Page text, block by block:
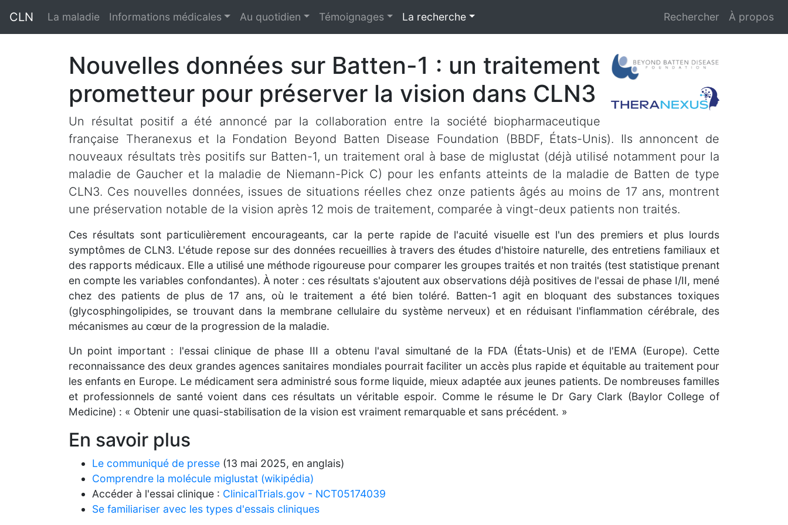
CLN La maladie Informations médicales Au quotidien Témoignages La recherche Rechercher À propos
Nouvelles données sur Batten-1 : un traitement
prometteur pour préserver la vision dans CLN3
Un résultat positif a été annoncé par la collaboration entre la société biopharmaceutique
française Theranexus et la Fondation Beyond Batten Disease Foundation (BBDF, États-Unis). Ils annoncent de
nouveaux résultats très positifs sur Batten-1, un traitement oral à base de miglustat (déjà utilisé notamment pour la
maladie de Gaucher et la maladie de Niemann-Pick C) pour les enfants atteints de la maladie de Batten de type
CLN3. Ces nouvelles données, issues de situations réelles chez onze patients âgés au moins de 17 ans, montrent
une préservation notable de la vision après 12 mois de traitement, comparée à vingt-deux patients non traités.
Ces résultats sont particulièrement encourageants, car la perte rapide de l'acuité visuelle est l'un des premiers et plus lourds
symptômes de CLN3. L'étude repose sur des données recueillies à travers des études d'histoire naturelle, des entretiens familiaux et
des rapports médicaux. Elle a utilisé une méthode rigoureuse pour comparer les groupes traités et non traités (test statistique prenant
en compte les variables confondantes). À noter : ces résultats s'ajoutent aux observations déjà positives de l'essai de phase I/II, mené
chez des patients de plus de 17 ans, où le traitement a été bien toléré. Batten-1 agit en bloquant des substances toxiques
(glycosphingolipides, se trouvant dans la membrane cellulaire du système nerveux) et en réduisant l'inflammation cérébrale, des
mécanismes au cœur de la progression de la maladie.
Un point important : l'essai clinique de phase III a obtenu l'aval simultané de la FDA (États-Unis) et de l'EMA (Europe). Cette
reconnaissance des deux grandes agences sanitaires mondiales pourrait faciliter un accès plus rapide et équitable au traitement pour
les enfants en Europe. Le médicament sera administré sous forme liquide, mieux adaptée aux jeunes patients. De nombreuses familles
et professionnels de santé voient dans ces résultats un véritable espoir. Comme le résume le Dr Gary Clark (Baylor College of
Medicine) : « Obtenir une quasi-stabilisation de la vision est vraiment remarquable et sans précédent. »
En savoir plus
Le communiqué de presse (13 mai 2025, en anglais)
Comprendre la molécule miglustat (wikipédia)
Accéder à l'essai clinique : ClinicalTrials.gov - NCT05174039
Se familiariser avec les types d'essais cliniques